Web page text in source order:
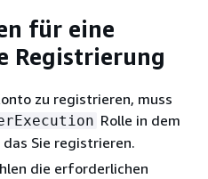
für eine
Registrierung
zu registrieren, muss
Rolle in dem
Sie registrieren.
die erforderlichen